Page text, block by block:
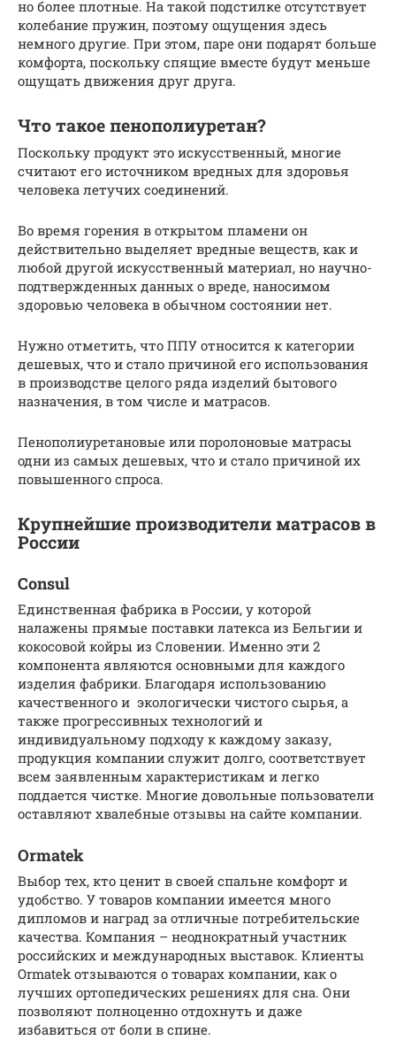
но более плотные. На такой подстилке отсутствует
колебание пружин, поэтому ощущения здесь
немного другие. При этом, паре они подарят больше
комфорта, поскольку спящие вместе будут меньше
ощущать движения друг друга.
Что такое пенополиуретан?
Поскольку продукт это искусственный, многие
считают его источником вредных для здоровья
человека летучих соединений.
Во время горения в открытом пламени он
действительно выделяет вредные веществ, как и
любой другой искусственный материал, но научно-
подтвержденных данных о вреде, наносимом
здоровью человека в обычном состоянии нет.
Нужно отметить, что ППУ относится к категории
дешевых, что и стало причиной его использования
в производстве целого ряда изделий бытового
назначения, в том числе и матрасов.
Пенополиуретановые или поролоновые матрасы
одни из самых дешевых, что и стало причиной их
повышенного спроса.
Крупнейшие производители матрасов в
России
Consul
Единственная фабрика в России, у которой
налажены прямые поставки латекса из Бельгии и
кокосовой койры из Словении. Именно эти 2
компонента являются основными для каждого
изделия фабрики. Благодаря использованию
качественного и экологически чистого сырья, а
также прогрессивных технологий и
индивидуальному подходу к каждому заказу,
продукция компании служит долго, соответствует
всем заявленным характеристикам и легко
поддается чистке. Многие довольные пользователи
оставляют хвалебные отзывы на сайте компании.
Ormatek
Выбор тех, кто ценит в своей спальне комфорт и
удобство. У товаров компании имеется много
дипломов и наград за отличные потребительские
качества. Компания – неоднократный участник
российских и международных выставок. Клиенты
Ormatek отзываются о товарах компании, как о
лучших ортопедических решениях для сна. Они
позволяют полноценно отдохнуть и даже
избавиться от боли в спине.